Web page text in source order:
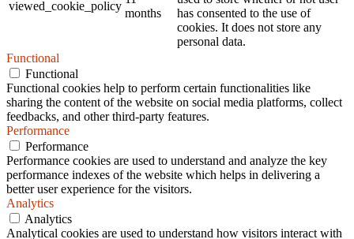
viewed_cookie_policy
months
has consented to the use of
cookies. It does not store any
personal data.
Functional
Functional
Functional cookies help to perform certain functionalities like
sharing the content of the website on social media platforms, collect
feedbacks, and other third-party features.
Performance
Performance
Performance cookies are used to understand and analyze the key
performance indexes of the website which helps in delivering a
better user experience for the visitors.
Analytics
Analytics
Analytical cookies are used to understand how visitors interact with